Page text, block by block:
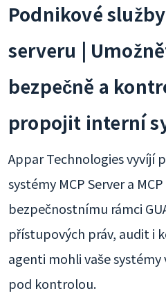
Podnikové
serveru |
bezpečně a
propojit interní
Appar Technologies vyvíjí
systémy MCP Server a
bezpečnostnímu rámci
přístupových práv, audit i
agenti mohli vaše
pod kontrolou.